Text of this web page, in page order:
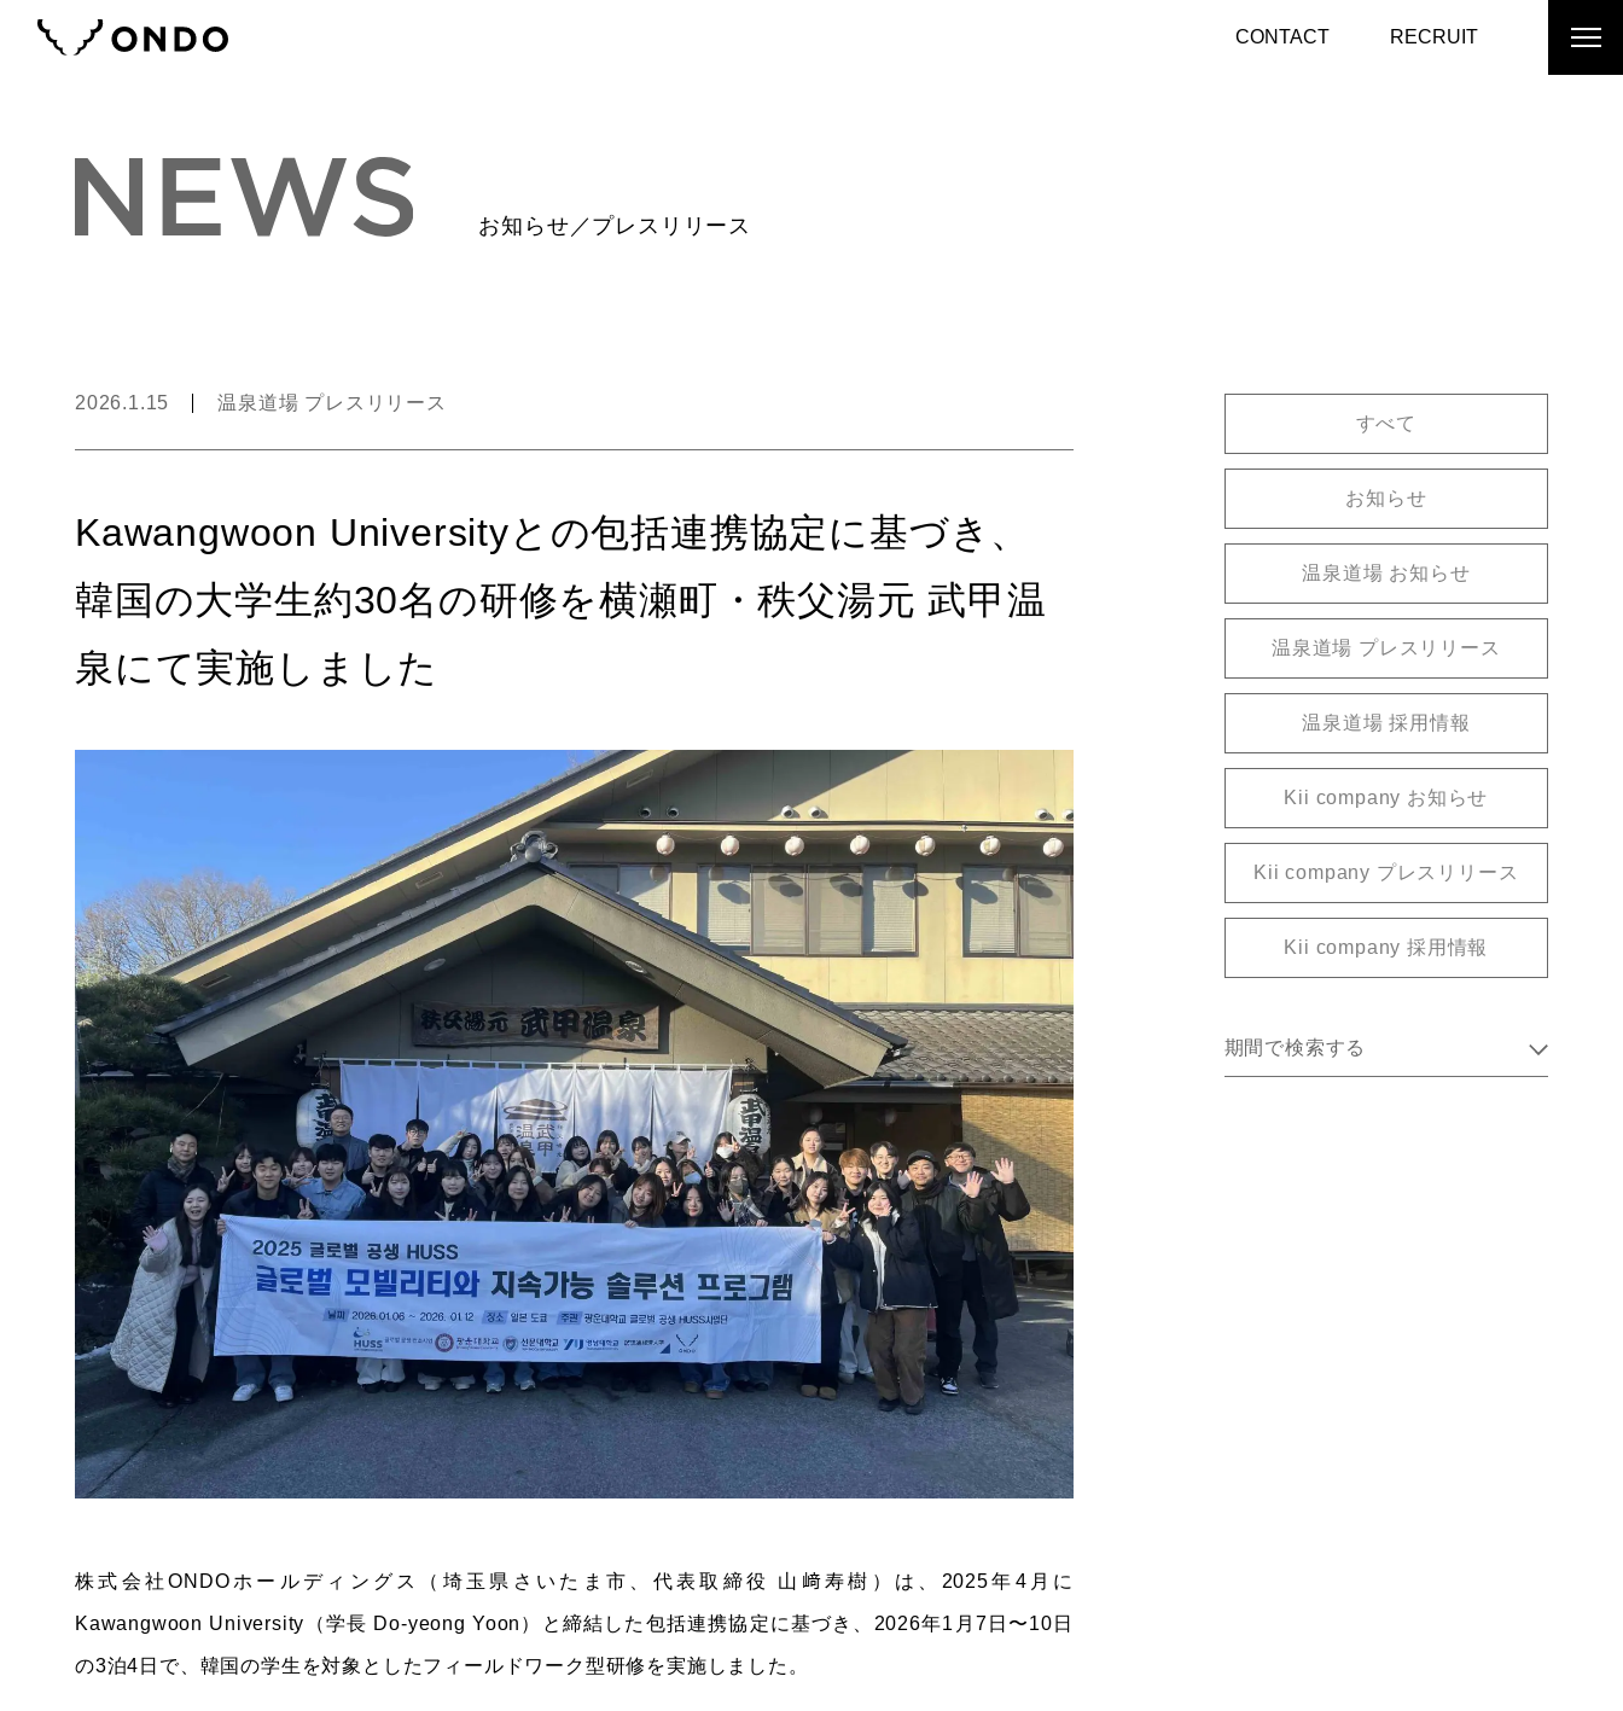
CONTACT RECRUIT
お知らせ／プレスリリース
2026.1.15 温泉道場 プレスリリース
Kawangwoon Universityとの包括連携協定に基づき、
韓国の大学生約30名の研修を横瀬町・秩父湯元 武甲温
泉にて実施しました
株式会社ONDOホールディングス（埼玉県さいたま市、代表取締役 山﨑寿樹）は、2025年4月に
Kawangwoon University（学長 Do-yeong Yoon）と締結した包括連携協定に基づき、2026年1月7日〜10日
の3泊4日で、韓国の学生を対象としたフィールドワーク型研修を実施しました。
すべて
お知らせ
温泉道場 お知らせ
温泉道場 プレスリリース
温泉道場 採用情報
Kii company お知らせ
Kii company プレスリリース
Kii company 採用情報
期間で検索する